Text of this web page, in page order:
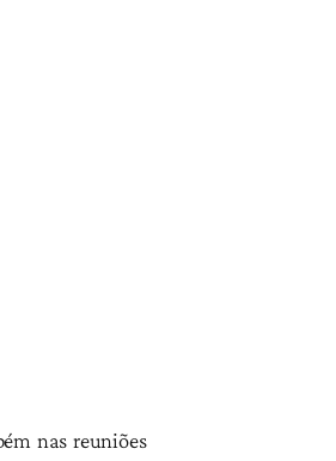
nas reuniões